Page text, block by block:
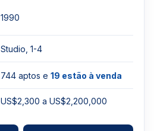
1990
Studio, 1-4
744 aptos e 19 estão à venda
US$2,300 a US$2,200,000